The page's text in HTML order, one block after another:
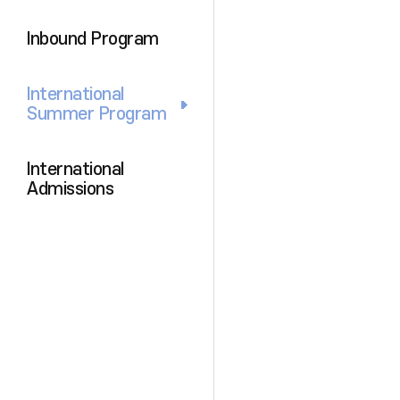
Inbound Program
International
Summer Program
International
Admissions